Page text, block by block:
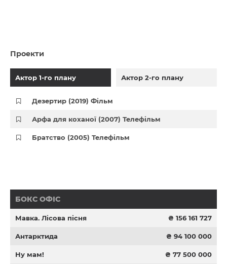
Проекти
Актор 1-го плану Актор 2-го плану
Дезертир (2019) Фільм
Арфа для коханої (2007) Телефільм
Братство (2005) Телефільм
БОКС ОФІС
Мавка. Лісова пісня ₴ 156 161 727
Антарктида ₴ 94 100 000
Ну мам! ₴ 77 500 000